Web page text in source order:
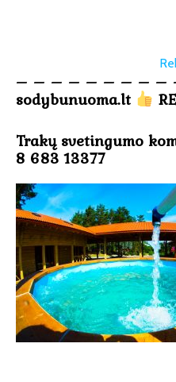
– – – – – – – – –
sodybunuoma.lt
Trakų svetingumo
8 683 13377